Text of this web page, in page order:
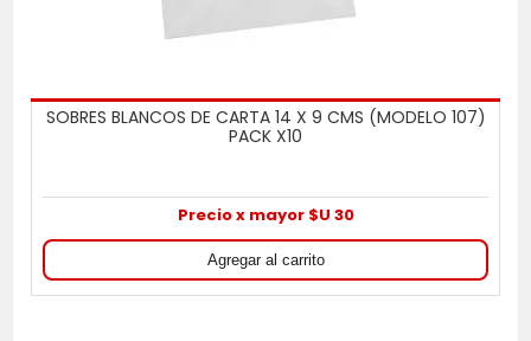
SOBRES BLANCOS DE CARTA 14 X 9 CMS (MODELO 107)
PACK X10
Precio x mayor $U 30